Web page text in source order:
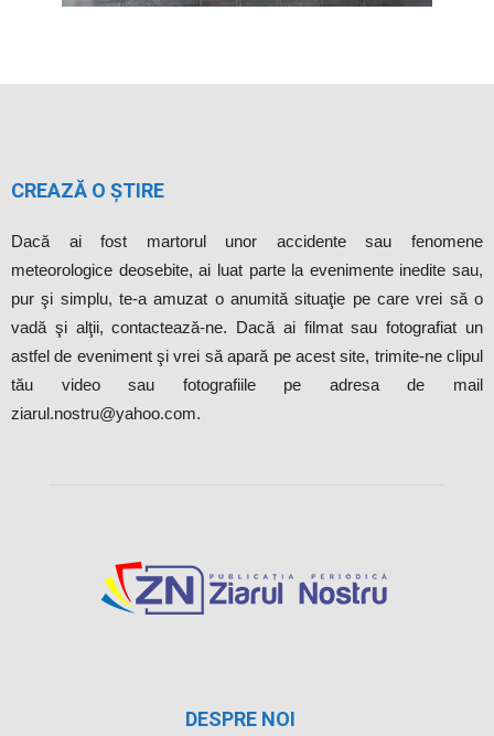
CREAZĂ O ȘTIRE
Dacă ai fost martorul unor accidente sau fenomene
meteorologice deosebite, ai luat parte la evenimente inedite sau,
pur şi simplu, te-a amuzat o anumită situaţie pe care vrei să o
vadă şi alţii, contactează-ne. Dacă ai filmat sau fotografiat un
astfel de eveniment şi vrei să apară pe acest site, trimite-ne clipul
tău video sau fotografiile pe adresa de mail
ziarul.nostru@yahoo.com.
DESPRE NOI